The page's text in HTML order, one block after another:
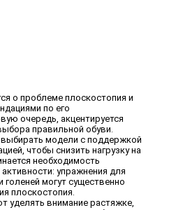
о проблеме плоскостопия и
по его
очередь, акцентируется
правильной обуви.
модели с поддержкой
чтобы снизить нагрузку на
необходимость
упражнения для
могут существенно
плоскостопия.
уделять внимание растяжке,